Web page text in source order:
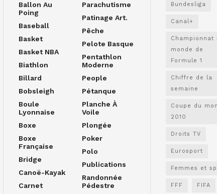
Ballon Au
Poing
Baseball
Basket
Basket NBA
Biathlon
Billard
Bobsleigh
Boule
Lyonnaise
Boxe
Boxe
Française
Bridge
Canoë-Kayak
Carnet
Parachutisme
Patinage Art.
Pêche
Pelote Basque
Pentathlon
Moderne
People
Pétanque
Planche À
Voile
Plongée
Poker
Polo
Publications
Randonnée
Pédestre
Bundesliga
Canal+
Championnat
monde de
Formule 1
Chiffre de la
semaine
Coupe du
2010
Droits TV
Eurosport
Femmes et
FFF FIFA